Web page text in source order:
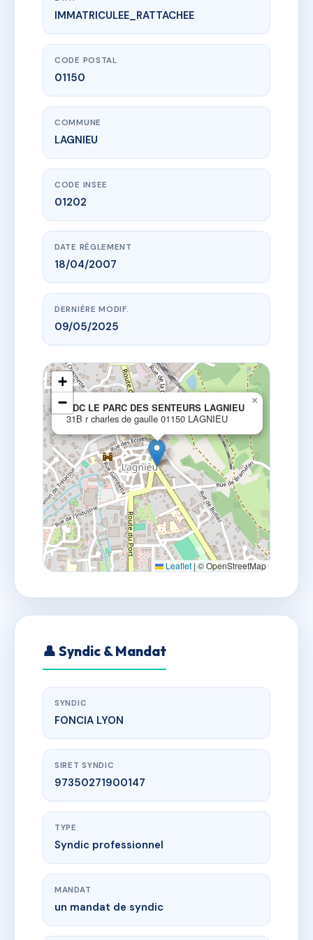
www.vme.plus/AC6398317
SDC LE PARC DES SENTEURS LAGNIEU
31B r charles de gaulle
IMMATRICULEE_RATTACHEE
CODE POSTAL
01150
COMMUNE
LAGNIEU
CODE INSEE
01202
DATE RÈGLEMENT
18/04/2007
DERNIÈRE MODIF.
09/05/2025
SDC LE PARC DES SENTEURS LAGNIEU
31B r charles de gaulle 01150 LAGNIEU
×
+
−
Leaflet |© OpenStreetMap
👤 Syndic & Mandat
SYNDIC
FONCIA LYON
SIRET SYNDIC
97350271900147
TYPE
Syndic professionnel
MANDAT
un mandat de syndic